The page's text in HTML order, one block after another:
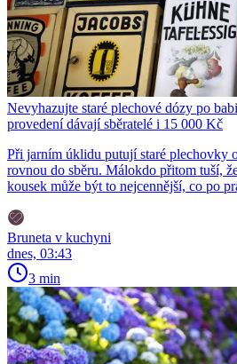
Nevyhazujte staré plechové dózy po
provedení dávají sběratelé i 15 000 Kč
Při jarním úklidu putují staré plechovky
rovnou do sběru. Málokdo přitom tuší,
kousek může být to nejcennější, co po
Bruneta v kuchyni
dnes, 03:43
3 min